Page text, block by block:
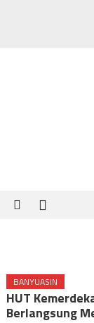
BANYUASIN
HUT
Berlangsung